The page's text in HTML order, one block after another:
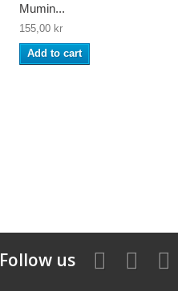
Mumin...
155,00 kr
Add to cart
Follow us